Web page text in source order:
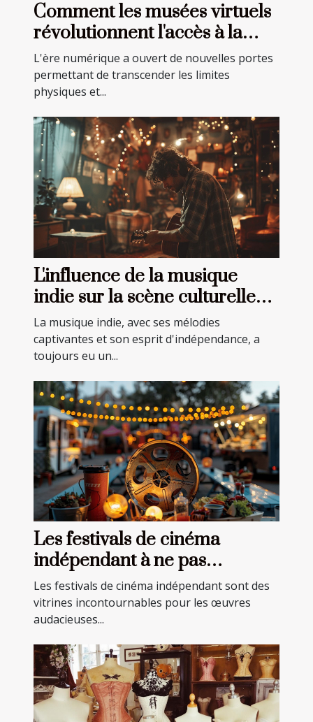
Comment les musées virtuels
révolutionnent l'accès à la
culture et à l'art
L'ère numérique a ouvert de nouvelles portes
permettant de transcender les limites
physiques et...
L'influence de la musique
indie sur la scène culturelle
actuelle
La musique indie, avec ses mélodies
captivantes et son esprit d'indépendance, a
toujours eu un...
Les festivals de cinéma
indépendant à ne pas
manquer en 2023 et leurs
pépites cachées
Les festivals de cinéma indépendant sont des
vitrines incontournables pour les œuvres
audacieuses...